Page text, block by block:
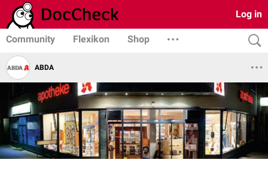
Log in
Community Flexikon Shop
ABDA